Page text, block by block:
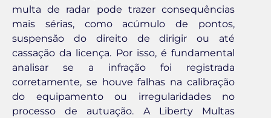
multa de radar pode trazer consequências
mais sérias, como acúmulo de pontos,
suspensão do direito de dirigir ou até
cassação da licença. Por isso, é fundamental
analisar se a infração foi registrada
corretamente, se houve falhas na calibração
do equipamento ou irregularidades no
processo de autuação. A Liberty Multas